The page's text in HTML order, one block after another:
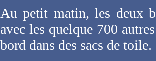
Au petit matin, les deux
avec les quelque 700
bord dans des sacs de toile.